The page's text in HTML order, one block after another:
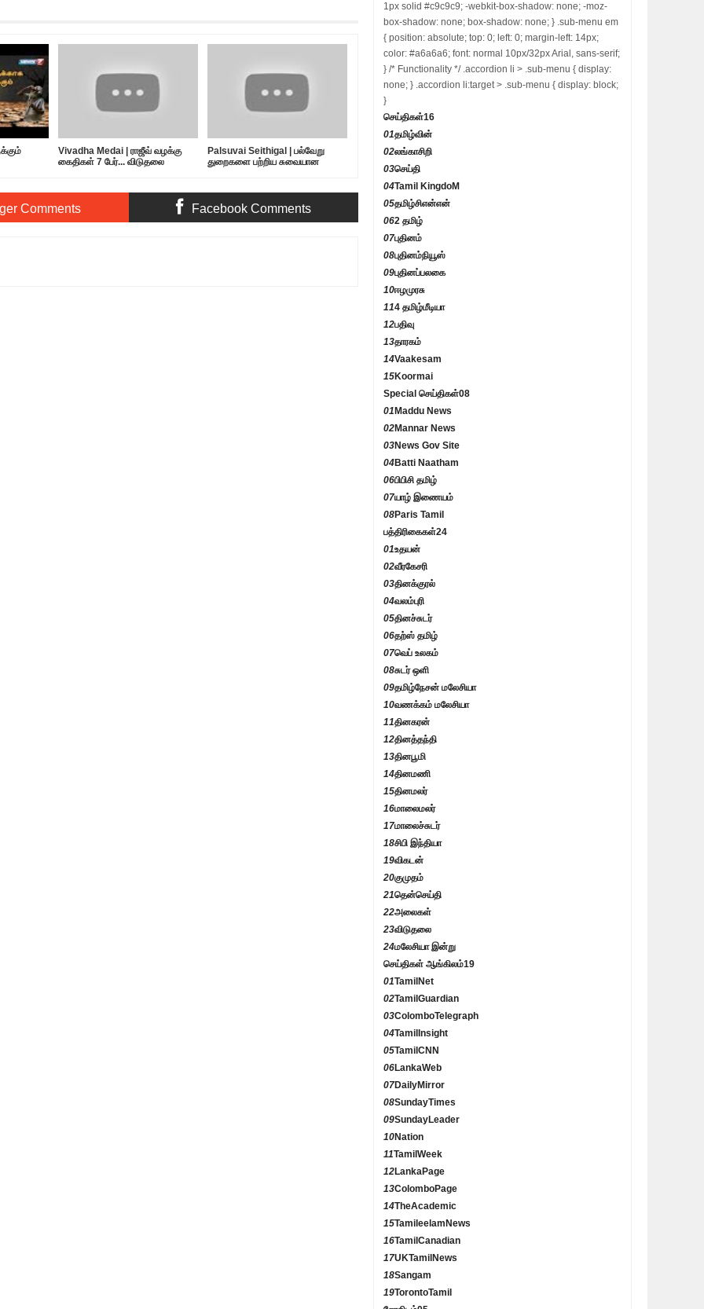
Vivadha Medai | ராஜீவ் வழக்கு
கைதிகள் 7 பேர்... விடுதலை
Palsuvai Seithigal | பல்வேறு
துறைகளை பற்றிய சுவையான
Comments Facebook Comments
1px solid #c9c9c9; -webkit-box-shadow: none; -moz-
box-shadow: none; box-shadow: none; } .sub-menu em
{ position: absolute; top: 0; left: 0; margin-left: 14px;
color: #a6a6a6; font: normal 10px/32px Arial, sans-serif;
} /* Functionality */ .accordion li > .sub-menu { display:
none; } .accordion li:target > .sub-menu { display: block;
}
செய்திகள்16
01தமிழ்வின்
02லங்காசிறி
03செய்தி
04Tamil KingdoM
05தமிழ்சிஎன்என்
062 தமிழ்
07புதினம்
08புதினம்நியூஸ்
09புதினப்பலகை
10ஈழமுரசு
114 தமிழ்மீடியா
12பதிவு
13தாரகம்
14Vaakesam
15Koormai
Special செய்திகள்08
01 Maddu News
02Mannar News
03News Gov Site
04Batti Naatham
06பிபிசி தமிழ்
07யாழ் இணையம்
08Paris Tamil
பத்திரிகைகள்24
01உதயன்
02வீரகேசரி
03தினக்குரல்
04வலம்புரி
05தினச்சுடர்
06தற்ஸ் தமிழ்
07வெப் உலகம்
08சுடர் ஒளி
09தமிழ்நேசன் மலேசியா
10வணக்கம் மலேசியா
11தினகரன்
12தினத்தந்தி
13தினபூமி
14தினமணி
15தினமலர்
16மாலைமலர்
17மாலைச்சுடர்
18சிபி இந்தியா
19விகடன்
20குமுதம்
21தென்செய்தி
22அலைகள்
23விடுதலை
24மலேசியா இன்று
செய்திகள் ஆங்கிலம்19
01TamilNet
02TamilGuardian
03ColomboTelegraph
04TamilInsight
05TamilCNN
06LankaWeb
07DailyMirror
08SundayTimes
09SundayLeader
10Nation
11TamilWeek
12LankaPage
13ColomboPage
14TheAcademic
15TamileelamNews
16TamilCanadian
17UKTamilNews
18Sangam
19TorontoTamil